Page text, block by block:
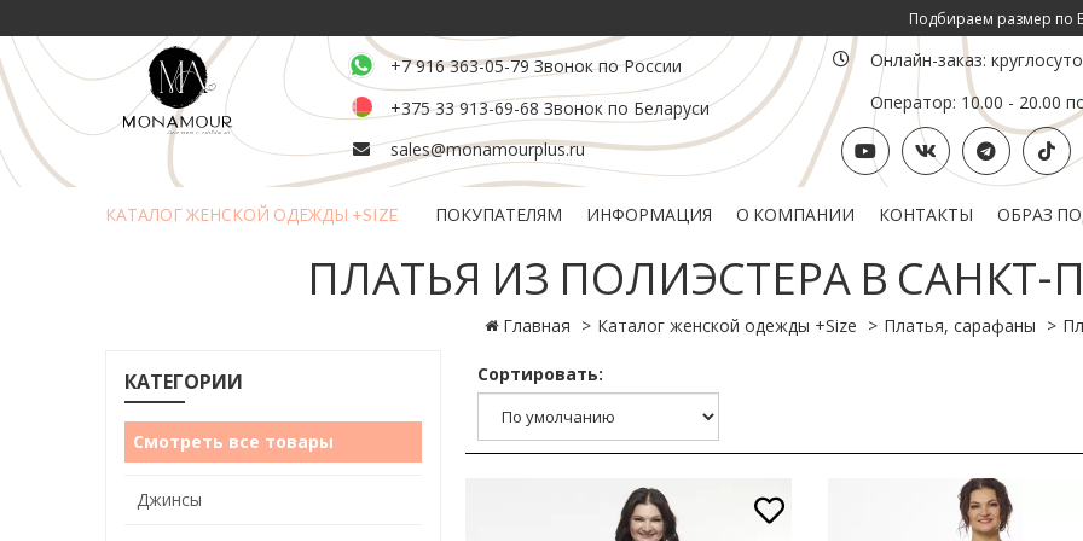
Подбираем размер по Вашим инд.
+7 916 363-05-79 Звонок по России
+375 33 913-69-68 Звонок по Беларуси
sales@monamourplus.ru
Онлайн-заказ:
Оператор: 10.00 - 20.00
КАТАЛОГ ЖЕНСКОЙ ОДЕЖДЫ +SIZE ПОКУПАТЕЛЯМ ИНФОРМАЦИЯ О КОМПАНИИ КОНТАКТЫ ОБРАЗ
ПЛАТЬЯ ИЗ ПОЛИЭСТЕРА В САНКТ-
Главная Каталог женской одежды +Size Платья, сарафаны
КАТЕГОРИИ
Смотреть все товары
Джинсы
Сортировать: